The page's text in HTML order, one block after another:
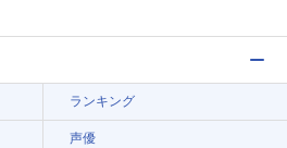
ランキング
声優